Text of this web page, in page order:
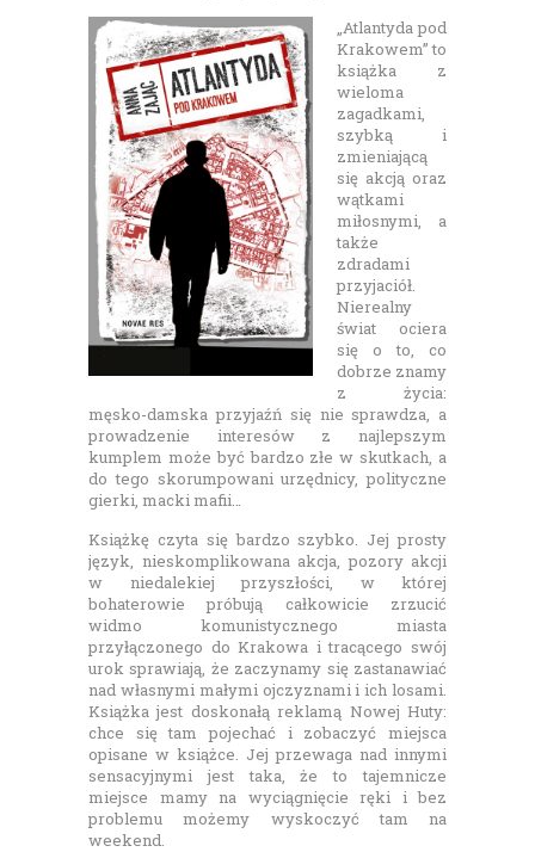
„Atlantyda pod
Krakowem” to
książka z
wieloma
zagadkami,
szybką i
zmieniającą
się akcją oraz
wątkami
miłosnymi, a
także
zdradami
przyjaciół.
Nierealny
świat ociera
się o to, co
dobrze znamy
z życia:
męsko-damska przyjaźń się nie sprawdza, a
prowadzenie interesów z najlepszym
kumplem może być bardzo złe w skutkach, a
do tego skorumpowani urzędnicy, polityczne
gierki, macki mafii…
Książkę czyta się bardzo szybko. Jej prosty
język, nieskomplikowana akcja, pozory akcji
w niedalekiej przyszłości, w której
bohaterowie próbują całkowicie zrzucić
widmo komunistycznego miasta
przyłączonego do Krakowa i tracącego swój
urok sprawiają, że zaczynamy się zastanawiać
nad własnymi małymi ojczyznami i ich losami.
Książka jest doskonałą reklamą Nowej Huty:
chce się tam pojechać i zobaczyć miejsca
opisane w książce. Jej przewaga nad innymi
sensacyjnymi jest taka, że to tajemnicze
miejsce mamy na wyciągnięcie ręki i bez
problemu możemy wyskoczyć tam na
weekend.